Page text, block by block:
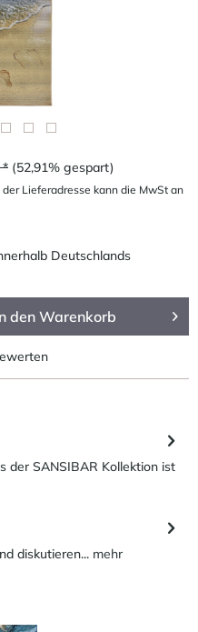
* (52,91% gespart)
Lieferadresse kann die MwSt an
Deutschlands
den Warenkorb
der SANSIBAR Kollektion ist
diskutieren... mehr